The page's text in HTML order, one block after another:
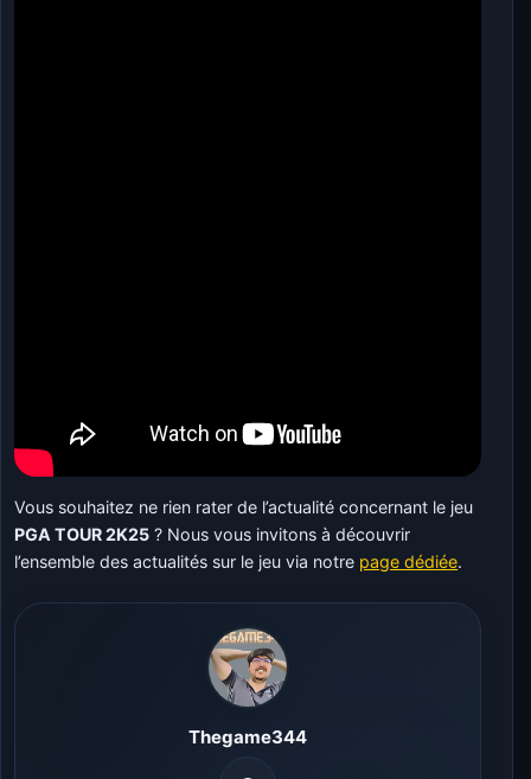
Vous souhaitez ne rien rater de l’actualité concernant le jeu
PGA TOUR 2K25 ? Nous vous invitons à découvrir
l’ensemble des actualités sur le jeu via notre page dédiée.
Thegame344